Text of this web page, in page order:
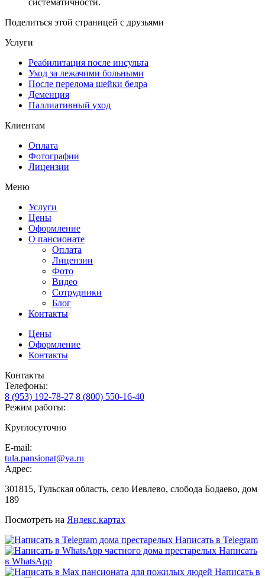
систематичности.
Поделиться этой страницей с друзьями
Услуги
Реабилитация после инсульта
Уход за лежачими больными
После перелома шейки бедра
Деменция
Паллиативный уход
Клиентам
Оплата
Фотографии
Лицензии
Меню
Услуги
Цены
Оформление
О пансионате
Оплата
Лицензии
Фото
Видео
Сотрудники
Блог
Контакты
Цены
Оформление
Контакты
Контакты
Телефоны:
8 (953) 192-78-27 8 (800) 550-16-40
Режим работы:
Круглосуточно
E-mail:
tula.pansionat@ya.ru
Адрес:
301815, Тульская область, село Иевлево, слобода Бодаево, дом
189
Посмотреть на Яндекс.картах
Написать в Telegram
Написать
в WhatsApp
Написать в